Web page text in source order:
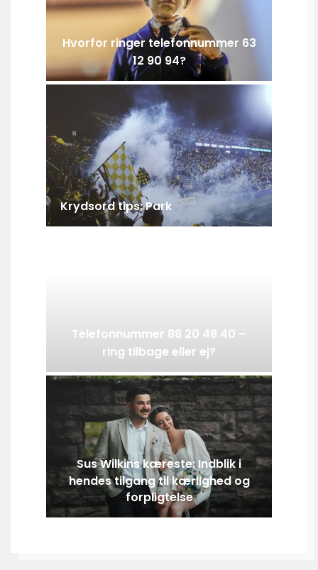
Hvorfor ringer telefonnummer 63
12 90 94?
Krydsord tips: Park
Telefonnummer 88 20 48 40 –
ring tilbage eller ej?
Sus Wilkins kæreste: Indblik i
hendes tilgang til kærlighed og
forpligtelse